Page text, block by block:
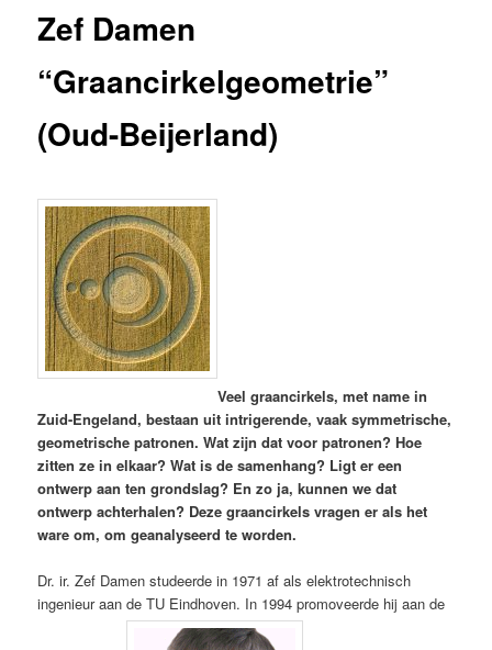
Zef Damen
“Graancirkelgeometrie”
(Oud-Beijerland)
Veel graancirkels, met name in
Zuid-Engeland, bestaan uit intrigerende, vaak symmetrische,
geometrische patronen. Wat zijn dat voor patronen? Hoe
zitten ze in elkaar? Wat is de samenhang? Ligt er een
ontwerp aan ten grondslag? En zo ja, kunnen we dat
ontwerp achterhalen? Deze graancirkels vragen er als het
ware om, om geanalyseerd te worden.
Dr. ir. Zef Damen studeerde in 1971 af als elektrotechnisch
ingenieur aan de TU Eindhoven. In 1994 promoveerde hij aan de